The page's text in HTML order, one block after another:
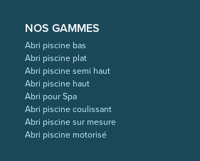
NOS GAMMES
Abri piscine bas
Abri piscine plat
Abri piscine semi haut
Abri piscine haut
Abri pour Spa
Abri piscine coulissant
Abri piscine sur mesure
Abri piscine motorisé